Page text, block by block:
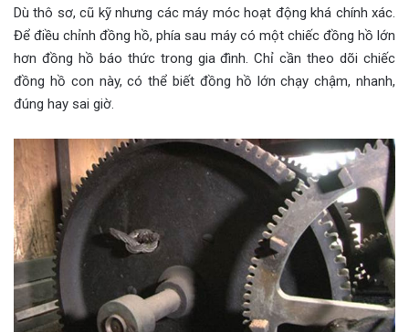
Dù thô sơ, cũ kỹ nhưng các máy móc hoạt động khá chính xác.
Để điều chỉnh đồng hồ, phía sau máy có một chiếc đồng hồ lớn
hơn đồng hồ báo thức trong gia đình. Chỉ cần theo dõi chiếc
đồng hồ con này, có thể biết đồng hồ lớn chạy chậm, nhanh,
đúng hay sai giờ.